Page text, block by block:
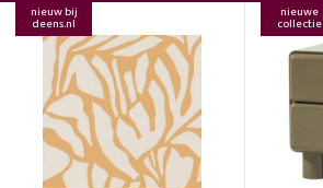
nieuw bij
deens.nl
nieuwe
collectie